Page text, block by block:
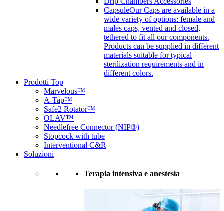
CapsuleOur Caps are available in a
wide variety of options: female and
males caps, vented and closed,
tethered to fit all our components.
Products can be supplied in different
materials suitable for typical
sterilization requirements and in
different colors.
Prodotti Top
Marvelous™
A-Tap™
Safe2 Rotator™
OLAV™
Needlefree Connector (NIP®)
Stopcock with tube
Interventional C&R
Soluzioni
Terapia intensiva e anestesia